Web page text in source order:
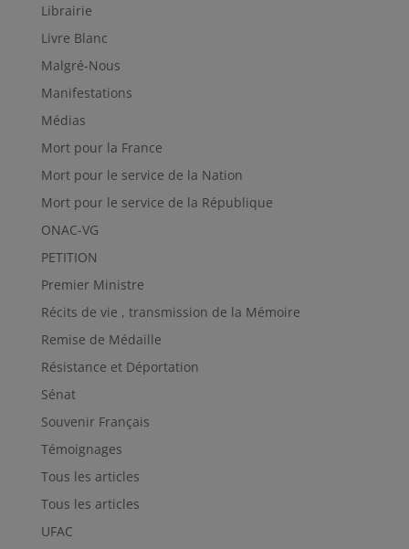
Librairie
Livre Blanc
Malgré-Nous
Manifestations
Médias
Mort pour la France
Mort pour le service de la Nation
Mort pour le service de la République
ONAC-VG
PETITION
Premier Ministre
Récits de vie , transmission de la Mémoire
Remise de Médaille
Résistance et Déportation
Sénat
Souvenir Français
Témoignages
Tous les articles
Tous les articles
UFAC